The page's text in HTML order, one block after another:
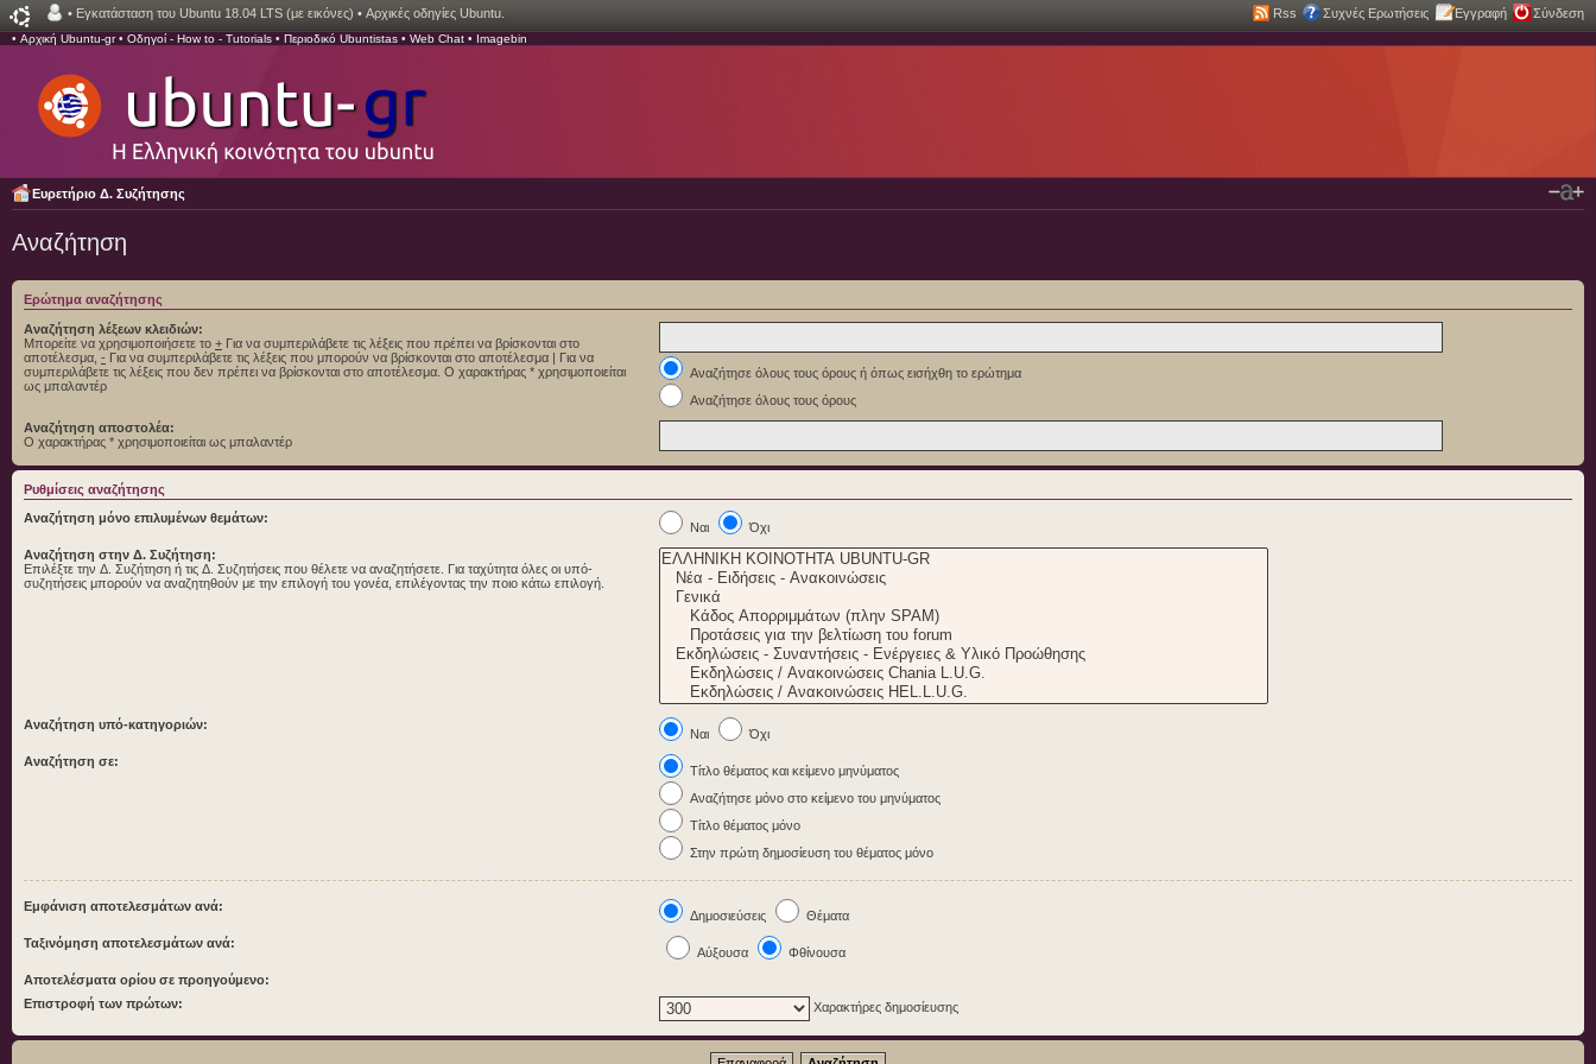
• Εγκατάσταση του Ubuntu 18.04 LTS (με εικόνες) • Αρχικές οδηγίες Ubuntu. Rss Συχνές Ερωτήσεις Εγγραφή Σύνδεση
• Αρχική Ubuntu-gr• Οδηγοί - How to - Tutorials • Περιοδικό Ubuntistas • Web Chat • Imagebin
Ευρετήριο Δ. Συζήτησης
Αναζήτηση
Ερώτημα αναζήτησης
Αναζήτηση λέξεων κλειδιών:
Μπορείτε να χρησιμοποιήσετε το + Για να συμπεριλάβετε τις λέξεις που πρέπει να βρίσκονται στο
αποτέλεσμα, - Για να συμπεριλάβετε τις λέξεις που μπορούν να βρίσκονται στο αποτέλεσμα | Για να
συμπεριλάβετε τις λέξεις που δεν πρέπει να βρίσκονται στο αποτέλεσμα. Ο χαρακτήρας * χρησιμοποιείται
ως μπαλαντέρ
Αναζήτησε όλους τους όρους ή όπως εισήχθη το ερώτημα
Αναζήτησε όλους τους όρους
Αναζήτηση αποστολέα:
Ο χαρακτήρας * χρησιμοποιείται ως μπαλαντέρ
Ρυθμίσεις αναζήτησης
Αναζήτηση μόνο επιλυμένων θεμάτων:
Ναι
Όχι
Αναζήτηση στην Δ. Συζήτηση:
Επιλέξτε την Δ. Συζήτηση ή τις Δ. Συζητήσεις που θέλετε να αναζητήσετε. Για ταχύτητα όλες οι υπό-
συζητήσεις μπορούν να αναζητηθούν με την επιλογή του γονέα, επιλέγοντας την ποιο κάτω επιλογή.
Αναζήτηση υπό-κατηγοριών:
Ναι
Όχι
Αναζήτηση σε:
Τίτλο θέματος και κείμενο μηνύματος
Αναζήτησε μόνο στο κείμενο του μηνύματος
Τίτλο θέματος μόνο
Στην πρώτη δημοσίευση του θέματος μόνο
Εμφάνιση αποτελεσμάτων ανά:
Δημοσιεύσεις
Θέματα
Ταξινόμηση αποτελεσμάτων ανά:
Αύξουσα
Φθίνουσα
Αποτελέσματα ορίου σε προηγούμενο:
Επιστροφή των πρώτων:
Χαρακτήρες δημοσίευσης